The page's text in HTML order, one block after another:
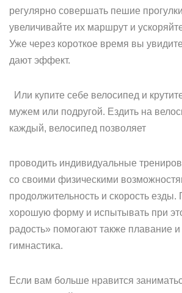
регулярно совершать пешие
увеличивайте их маршрут и
Уже через короткое время вы
дают эффект.
Или купите себе велосипед и
мужем или подругой. Ездить на
каждый, велосипед позволяет
проводить индивидуальные
со своими физическими
продолжительность и скорость
хорошую форму и испытывать при
радость» помогают также плавание
гимнастика.
Если вам больше нравится